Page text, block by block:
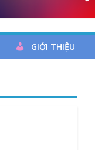
GIỚI THIỆU